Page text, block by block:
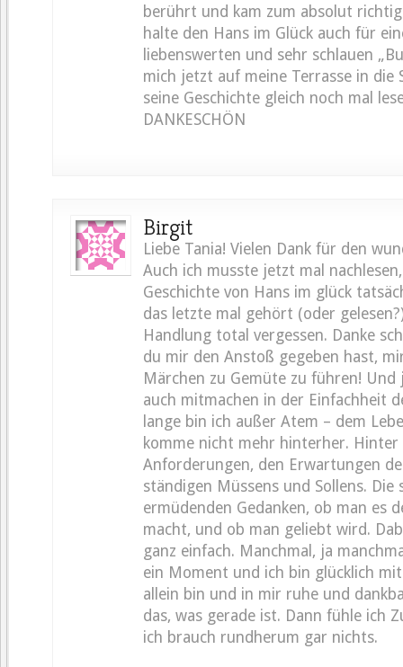
berührt und kam zum absolut
halte den Hans im Glück auch für
liebenswerten und sehr schlauen
mich jetzt auf meine Terrasse in die
seine Geschichte gleich noch mal
DANKESCHÖN
Birgit
Liebe Tania! Vielen Dank für den
Auch ich musste jetzt mal
Geschichte von Hans im glück
das letzte mal gehört (oder
Handlung total vergessen. Danke
du mir den Anstoß gegeben hast,
Märchen zu Gemüte zu führen! Und
auch mitmachen in der Einfachheit
lange bin ich außer Atem – dem
komme nicht mehr hinterher. Hinter
Anforderungen, den Erwartungen
ständigen Müssens und Sollens. Die
ermüdenden Gedanken, ob man es
macht, und ob man geliebt wird.
ganz einfach. Manchmal, ja
ein Moment und ich bin glücklich
allein bin und in mir ruhe und
das, was gerade ist. Dann fühle ich
ich brauch rundherum gar nichts.